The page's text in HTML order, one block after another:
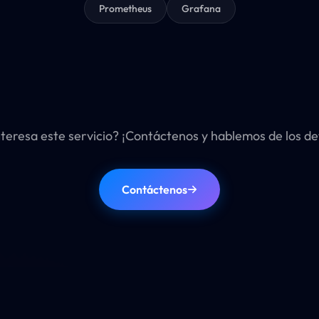
Prometheus Grafana
este servicio? ¡Contáctenos y hablemos de los
Contáctenos